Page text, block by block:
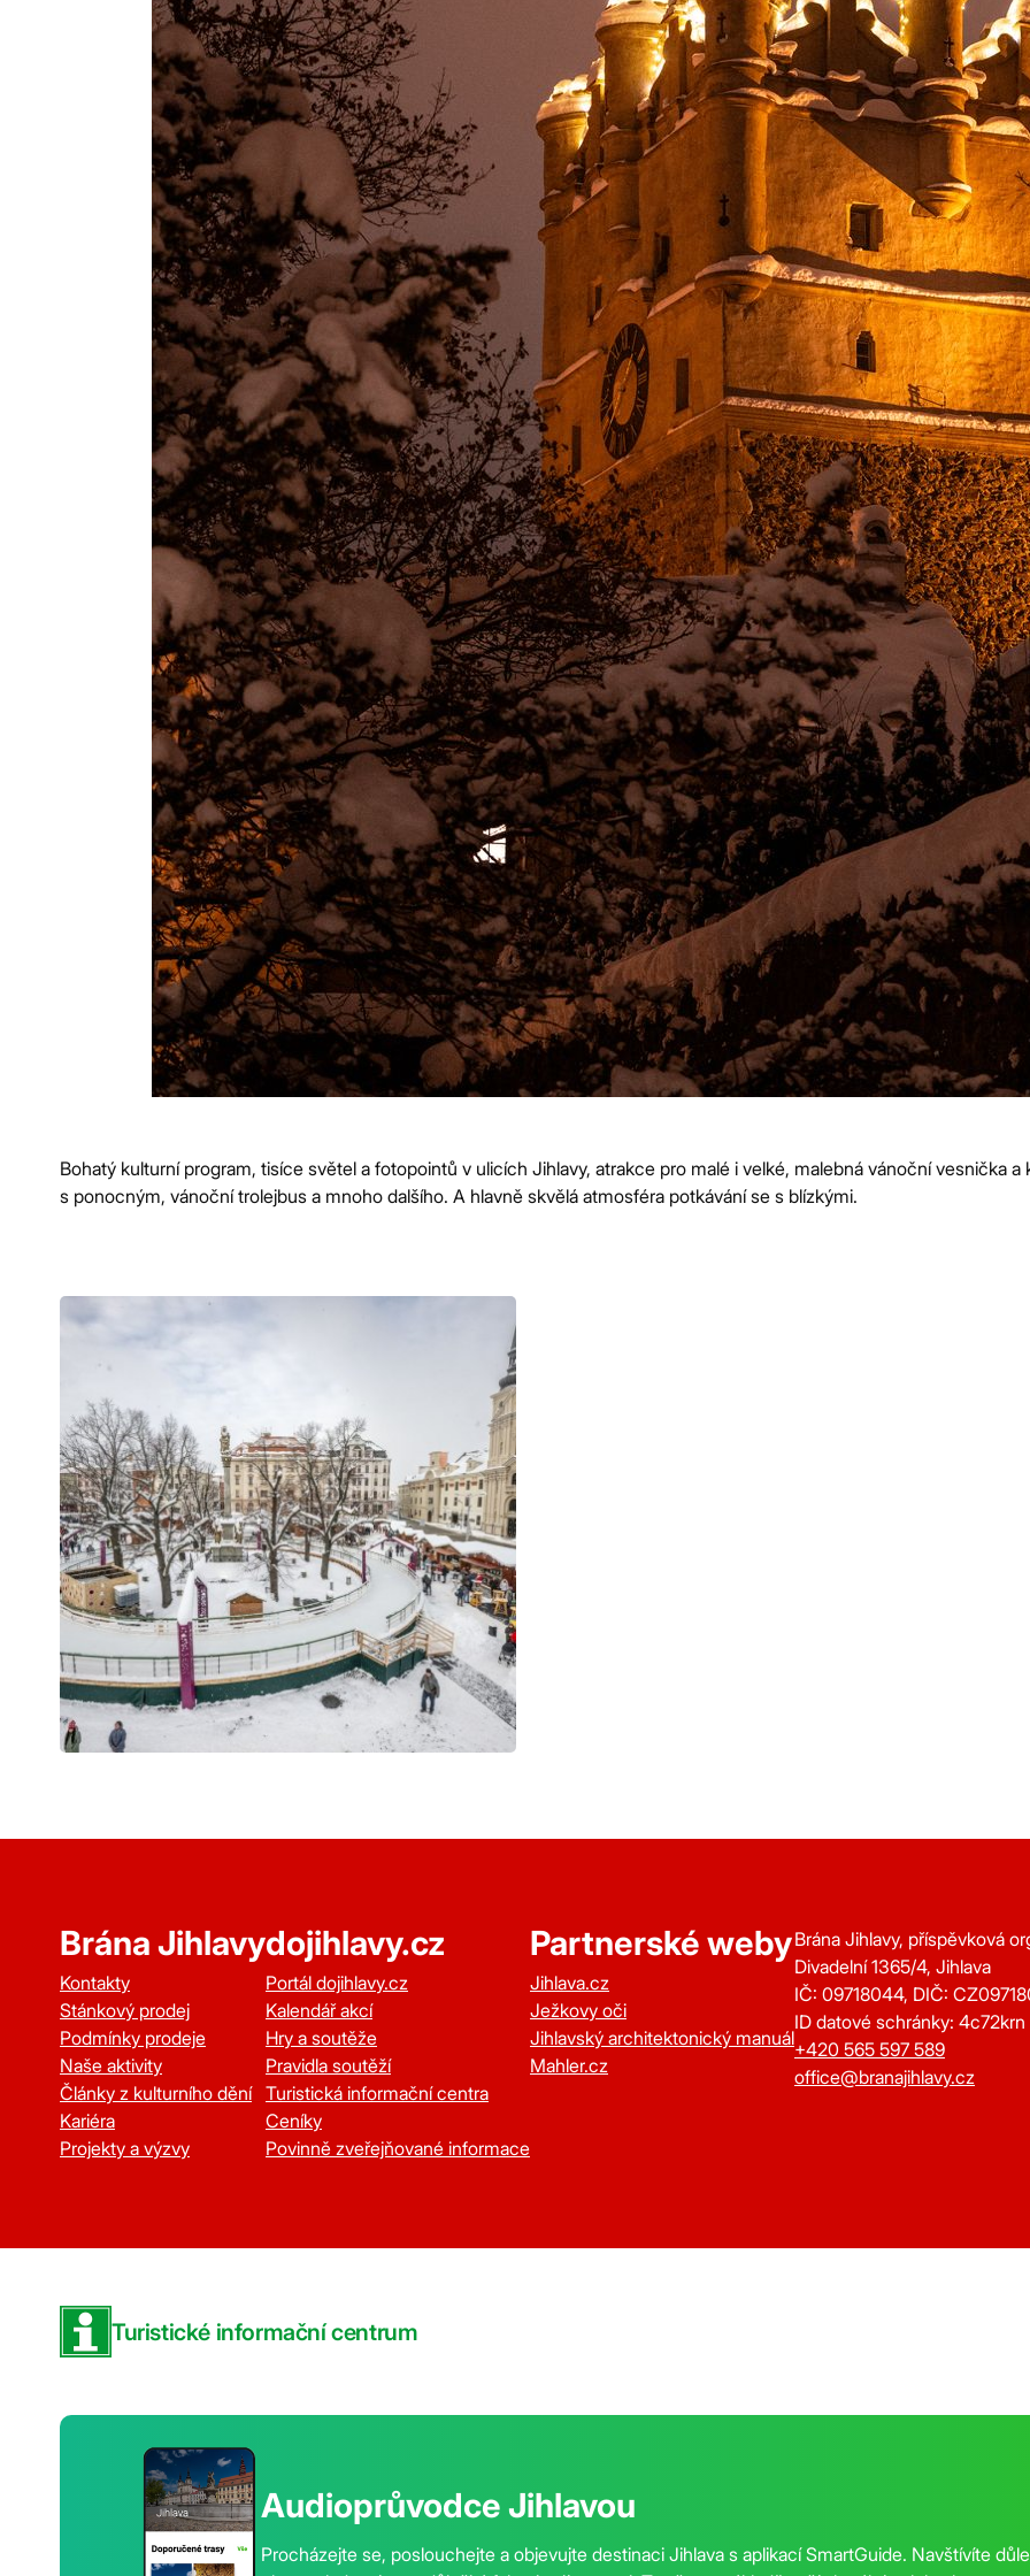
Bohatý kulturní program, tisíce světel a fotopointů v ulicích Jihlavy, atrakce pro malé i velké, malebná vánoční vesnička
s ponocným, vánoční trolejbus a mnoho dalšího. A hlavně skvělá atmosféra potkávání se s blízkými.
Brána Jihlavy
Kontakty
Stánkový prodej
Podmínky prodeje
Naše aktivity
Články z kulturního dění
Kariéra
Projekty a výzvy
dojihlavy.cz
Portál dojihlavy.cz
Kalendář akcí
Hry a soutěže
Pravidla soutěží
Turistická informační centra
Ceníky
Povinně zveřejňované informace
Partnerské weby
Jihlava.cz
Ježkovy oči
Jihlavský architektonický manuál
Mahler.cz
Brána Jihlavy, příspěvková
Divadelní 1365/4, Jihlava
IČ: 09718044, DIČ:
ID datové schránky: 4c72krn
+420 565 597 589
office@branajihlavy.cz
Turistické informační centrum
Audioprůvodce Jihlavou
Procházejte se, poslouchejte a objevujte destinaci Jihlava s aplikací SmartGuide. Navštívíte